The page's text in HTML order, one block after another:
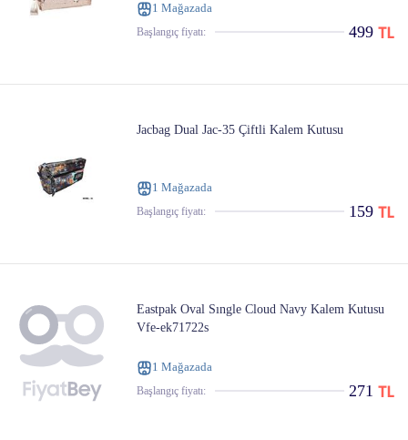
1 Mağazada
Başlangıç ​​fiyatı: 499
Jacbag Dual Jac-35 Çiftli Kalem Kutusu
1 Mağazada
Başlangıç ​​fiyatı: 159
Eastpak Oval Sıngle Cloud Navy Kalem Kutusu
Vfe-ek71722s
1 Mağazada
Başlangıç ​​fiyatı: 271